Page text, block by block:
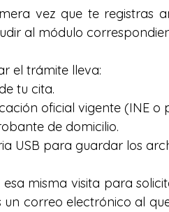
vez que te registras
al módulo
el trámite lleva:
tu cita.
oficial vigente (INE o
de domicilio.
USB para guardar los
misma visita para
un correo electrónico al